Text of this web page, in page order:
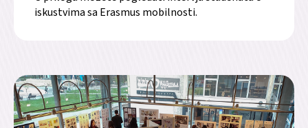
iskustvima sa Erasmus mobilnosti.